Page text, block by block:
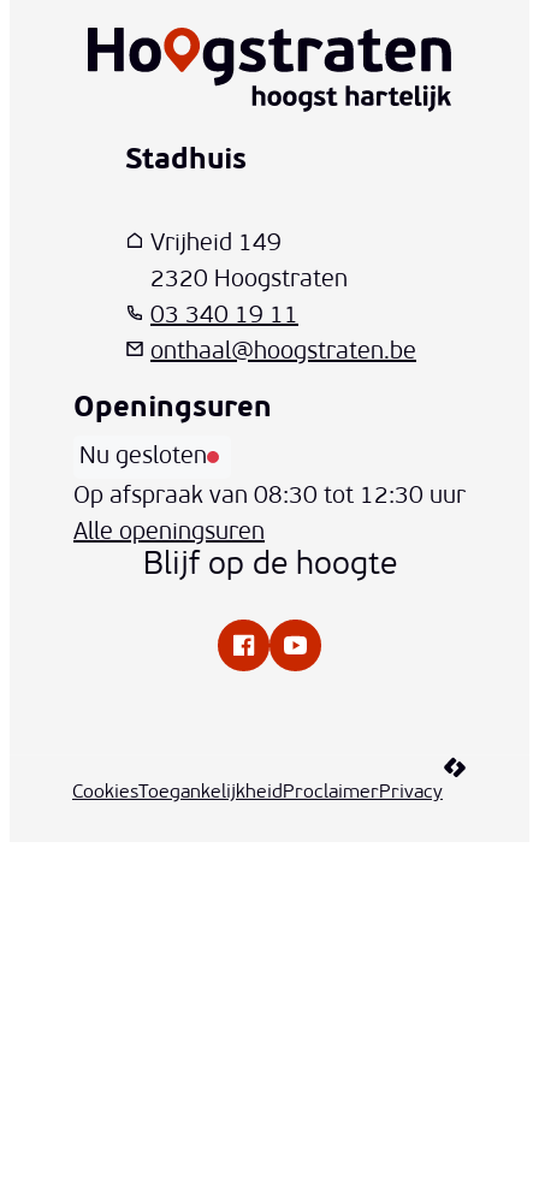
www-contact-text-name
Stadhuis
Adres
Vrijheid 149
,2320 Hoogstraten
03 340 19 11
E-mail
onthaal@hoogstraten.be
Openingsuren
Vandaag
Nu gesloten
Op afspraak van 08:30 tot 12:30 uur
Alle openingsuren
Blijf op de hoogte
FacebookYouTube
Cookies ToegankelijkheidProclaimerPrivacy
LCP nv